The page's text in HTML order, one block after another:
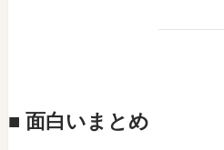
■ 面白いまとめ